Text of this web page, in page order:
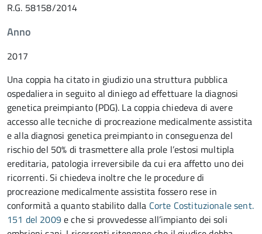
R.G. 58158/2014
Anno
2017
Una coppia ha citato in giudizio una struttura pubblica
ospedaliera in seguito al diniego ad effettuare la diagnosi
genetica preimpianto (PDG). La coppia chiedeva di avere
accesso alle tecniche di procreazione medicalmente assistita
e alla diagnosi genetica preimpianto in conseguenza del
rischio del 50% di trasmettere alla prole l’estosi multipla
ereditaria, patologia irreversibile da cui era affetto uno dei
ricorrenti. Si chiedeva inoltre che le procedure di
procreazione medicalmente assistita fossero rese in
conformità a quanto stabilito dalla Corte Costituzionale sent.
151 del 2009e che si provvedesse all’impianto dei soli